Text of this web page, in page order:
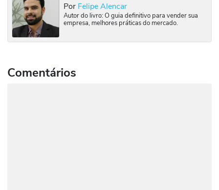
Por Felipe Alencar
Autor do livro: O guia definitivo para vender sua
empresa, melhores práticas do mercado.
Comentários